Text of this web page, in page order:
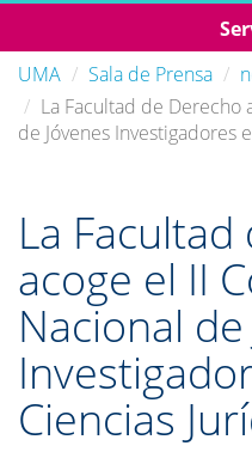
UMA
Sala de Prensa
La Facultad de Derecho
de Jóvenes Investigadores
La
acoge el II
Nacional
Ciencias